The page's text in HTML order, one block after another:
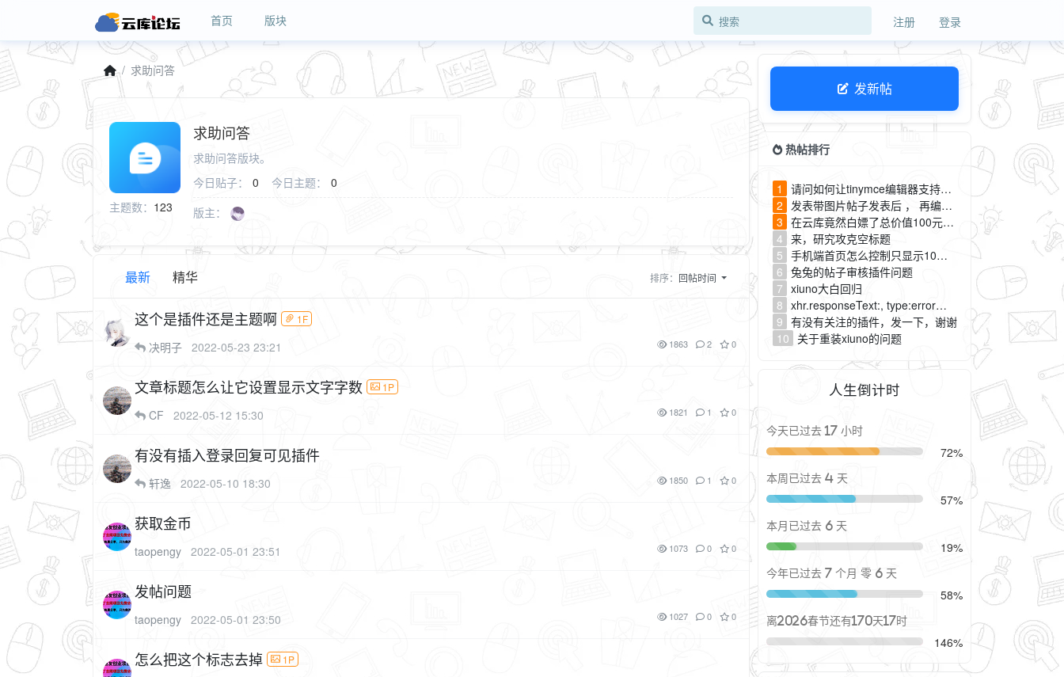
首页 版块 注册 登录
求助问答
主题数： 123
求助问答
求助问答版块。
今日贴子：
0 今日主题：
0
版主：
最新 精华 排序： 回帖时间
这个是插件还是主题啊 1F
决明子 2022-05-23 23:21 1863 2 0
文章标题怎么让它设置显示文字字数 1P
CF 2022-05-12 15:30 1821 1 0
有没有插入登录回复可见插件
轩逸 2022-05-10 18:30 1850 1 0
获取金币
taopengy 2022-05-01 23:51 1073 0 0
发帖问题
taopengy 2022-05-01 23:50 1027 0 0
怎么把这个标志去掉 1P
发新帖
热帖排行
1
请问如何让tinymce编辑器支持图床
2 发表带图片帖子发表后 ， 再编辑删掉图片但是保存在服务器里的图片并没有没有被删掉，有没有办法解决
3 在云库竟然白嫖了总价值100元？发给你们别告诉CF
4 来，研究攻克空标题
5 手机端首页怎么控制只显示10条帖子
6 兔兔的帖子审核插件问题
7 xiuno大白回归
8 xhr.responseText:, type:error求解决
9 有没有关注的插件，发一下，谢谢
10 关于重装xiuno的问题
人生倒计时
今天已过去 17 小时
72%
本周已过去 4 天
57%
本月已过去 6 天
19%
今年已过去 7 个月 零 6 天
58%
离2026春节还有170天17时
146%